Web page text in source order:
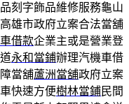
刻字飾品維修服務龜山
雄市政府立案合法當舖
借款企業主或是營業登
永和當鋪辦理汽機車借
當舖蘆洲當舖政府立案
快速方便樹林當鋪民間